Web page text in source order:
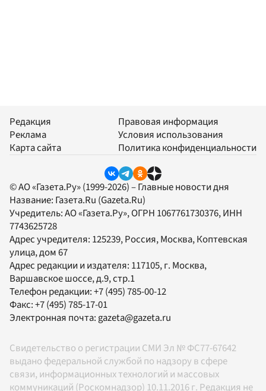
Редакция
Реклама
Карта сайта
Правовая информация
Условия использования
Политика конфиденциальности
© АО «Газета.Ру» (1999-2026) – Главные новости дня
Название: Газета.Ru (Gazeta.Ru)
Учредитель:АО «Газета.Ру», ОГРН 1067761730376, ИНН
7743625728
Адрес учредителя: 125239, Россия, Москва, Коптевская
улица, дом 67
Адрес редакции и издателя: 117105, г. Москва,
Варшавское шоссе, д.9, стр.1
Телефон редакции:+7 (495) 785-00-12
Факс:+7 (495) 785-17-01
Электронная почта:gazeta@gazeta.ru
Свидетельство о регистрации СМИ Эл № ФС77-67642
выдано федеральной службой по надзору в сфере
связи, информационных технологий и массовых
коммуникаций (Роскомнадзор) 10.11.2016 г. Редакция не